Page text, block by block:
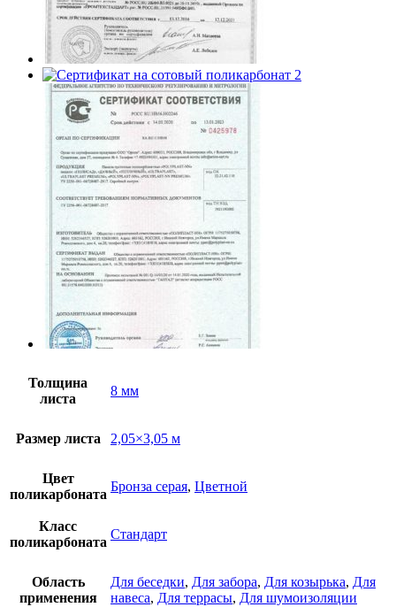
Толщина
листа
8 мм
Размер листа 2,05×3,05 м
Цвет
поликарбоната
Бронза серая, Цветной
Класс
поликарбоната
Стандарт
Область
применения
Для беседки, Для забора, Для козырька, Для
навеса, Для террасы, Для шумоизоляции